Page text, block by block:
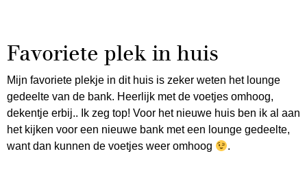
Favoriete plek in huis
Mijn favoriete plekje in dit huis is zeker weten het lounge
gedeelte van de bank. Heerlijk met de voetjes omhoog,
dekentje erbij.. Ik zeg top! Voor het nieuwe huis ben ik al aan
het kijken voor een nieuwe bank met een lounge gedeelte,
want dan kunnen de voetjes weer omhoog
.